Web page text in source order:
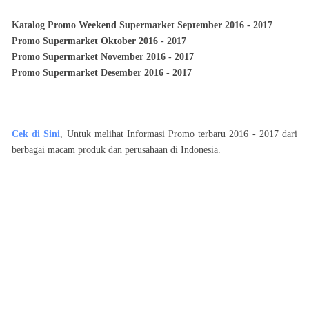
Katalog Promo Weekend Supermarket September 2016 - 2017
Promo Supermarket Oktober 2016 - 2017
Promo Supermarket November 2016 - 2017
Promo Supermarket Desember 2016 - 2017
Cek di Sini , Untuk melihat Informasi Promo terbaru 2016 - 2017 dari
berbagai macam produk dan perusahaan di Indonesia.